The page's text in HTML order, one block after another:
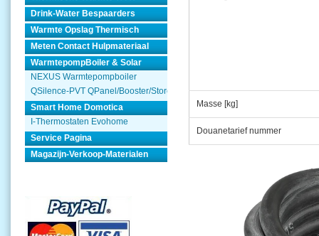
Drink-Water Bespaarders
Warmte Opslag Thermisch
Meten Contact Hulpmateriaal
WarmtepompBoiler & Solar
NEXUS Warmtepompboiler
QSilence-PVT QPanel/Booster/Store
Smart Home Domotica
I-Thermostaten Evohome
Service Pagina
Magazijn-Verkoop-Materialen
Masse [kg]
Douanetarief nummer